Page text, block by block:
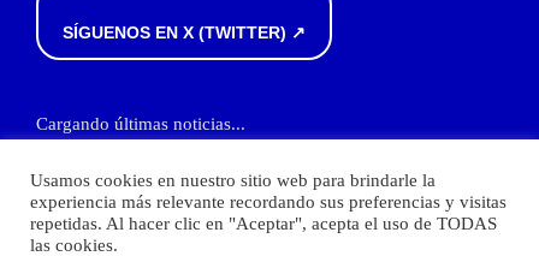
SÍGUENOS EN X (TWITTER) ↗
Cargando últimas noticias...
Usamos cookies en nuestro sitio web para brindarle la
experiencia más relevante recordando sus preferencias y visitas
repetidas. Al hacer clic en "Aceptar", acepta el uso de TODAS
las cookies.